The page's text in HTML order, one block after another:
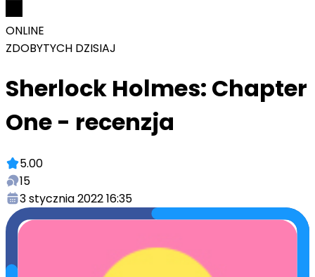
ONLINE
ZDOBYTYCH DZISIAJ
Sherlock Holmes: Chapter
One - recenzja
5.00
15
3 stycznia 2022 16:35